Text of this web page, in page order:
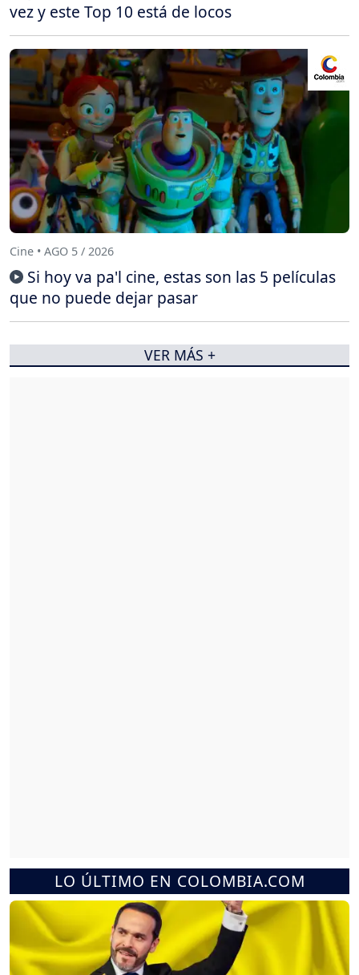
LO ÚLTIMO EN COLOMBIA.COM
vez y este Top 10 está de locos
Cine • AGO 5 / 2026
Si hoy va pa'l cine, estas son las 5 películas
que no puede dejar pasar
VER MÁS +